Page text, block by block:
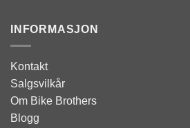
INFORMASJON
Kontakt
Salgsvilkår
Om Bike Brothers
Blogg